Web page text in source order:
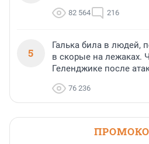
82 564 216
5
Галька била в людей,
в скорые на лежаках.
Геленджике после
76 236